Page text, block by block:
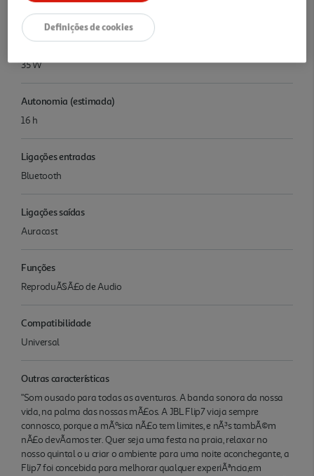
Potência
35 W
Autonomia (estimada)
16 h
Ligações entradas
Bluetooth
Ligações saídas
Auracast
Funções
ReproduÃ§Ã£o de Audio
Compatibilidade
Universal
Outras características
"Som ousado para todas as aventuras. A banda sonora da nossa
vida, na palma das nossas mÃ£os. A JBL Flip7 viaja sempre
connosco, porque a mÃºsica nÃ£o tem limites, e nÃ³s tambÃ©m
nÃ£o devÃ­amos ter. Quer seja uma festa na praia, relaxar no
nosso quintal o u criar o ambiente para uma noite aconchegante, a
Flip7 foi concebida para melhorar qualquer experiÃªncia,em
Definições de cookies